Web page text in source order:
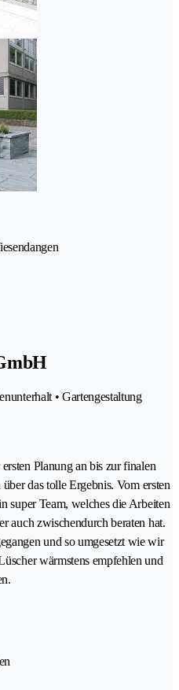
• Gartengestaltung
Planung an bis zur finalen
das tolle Ergebnis. Vom ersten
super Team, welches die Arbeiten
auch zwischendurch beraten hat.
und so umgesetzt wie wir
wärmstens empfehlen und